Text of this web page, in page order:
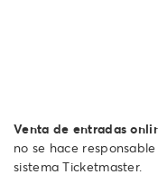
Venta de entradas
no se hace
sistema Ticketmaster.